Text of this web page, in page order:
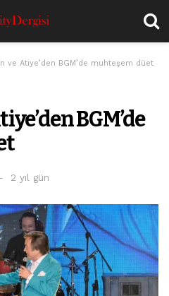
ve Atiye’den BGM’de muhteşem düet
BGM’de
2 yıl gün